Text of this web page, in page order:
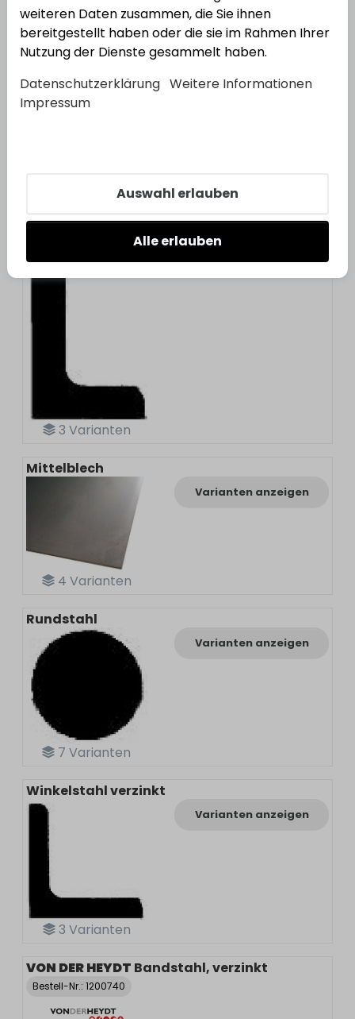
Vierkantstahl
3 Varianten
Winkelstahl, ungleichschenklig
Varianten anzeigen
4 Varianten
Mittelblech
Varianten anzeigen
7 Varianten
Rundstahl
Varianten anzeigen
3 Varianten
Winkelstahl verzinkt
Varianten anzeigen
VON DER HEYDT Bandstahl, verzinkt
Bestell-Nr.: 1200740
weiteren Daten zusammen, die Sie ihnen
bereitgestellt haben oder die sie im Rahmen Ihrer
Nutzung der Dienste gesammelt haben.
Datenschutzerklärung Weitere Informationen
Impressum
Auswahl erlauben
Alle erlauben